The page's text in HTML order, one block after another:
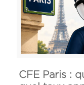
CFE Paris :